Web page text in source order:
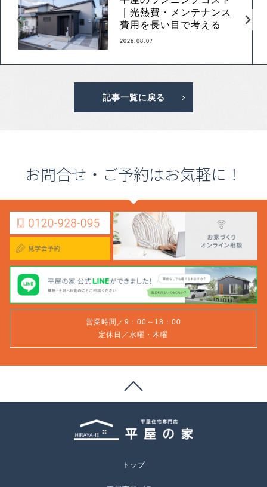
｜光熱費・メンテナンス
費用を長い目で考える
2026.08.07
記事一覧に戻る
お問合せ・ご予約はお気軽に！
営業時間／9：00～18：00
定休日／水曜・木曜
トップ